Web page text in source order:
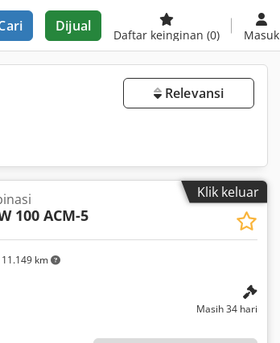
Dijual
Daftar keinginan (0) Masuk
Relevansi
Klik keluar
km
100 ACM-5
Masih 34 hari